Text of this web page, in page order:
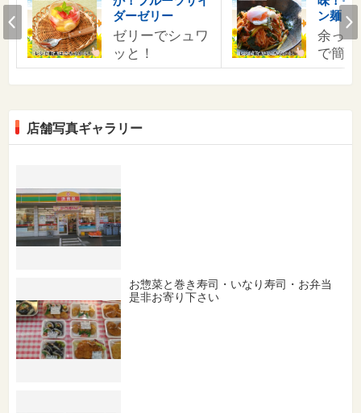
ダーゼリー
ゼリーでシュワ
ッと！
ン麺
余っ
で簡
Prev
店舗写真ギャラリー
お惣菜と巻き寿司・いなり寿司・お弁当
是非お寄り下さい